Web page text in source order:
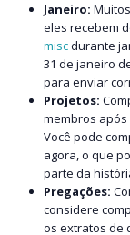
Janeiro:
eles recebem
miscdurante
31 de janeiro
para enviar
Projetos:
membros
Você pode
agora, o que
parte da
Pregações:
considere
os extratos de